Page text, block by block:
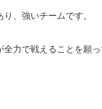
、強いチームです。
力で戦えることを願っ